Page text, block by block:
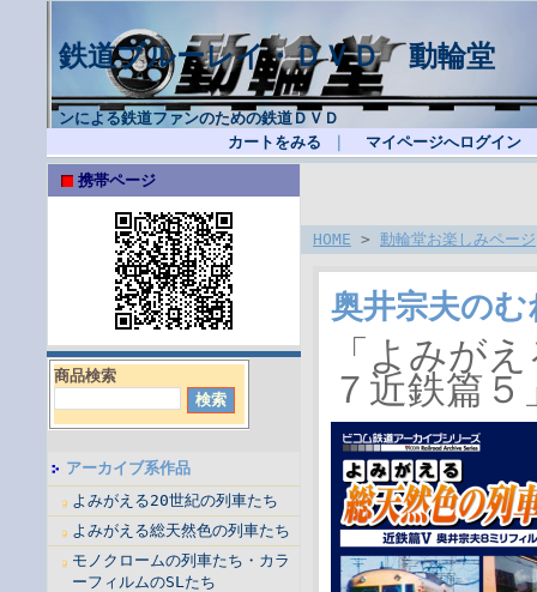
鉄道ブルーレイ・ＤＶＤ 動輪堂
鉄
ンによる鉄道ファンのための鉄道ＤＶＤ
カートをみる
マイページへログイン
携帯ページ
商品検索
アーカイブ系作品
よみがえる20世紀の列車たち
よみがえる総天然色の列車たち
モノクロームの列車たち・カラ
ーフィルムのSLたち
HOME > 動輪堂お楽しみページ
奥井宗夫の
「よみが
７近鉄篇